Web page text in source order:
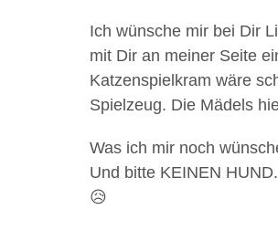
Ich wünsche mir bei Dir
mit Dir an meiner Seite
Katzenspielkram wäre
Spielzeug. Die Mädels
Was ich mir noch
Und bitte KEINEN
😥